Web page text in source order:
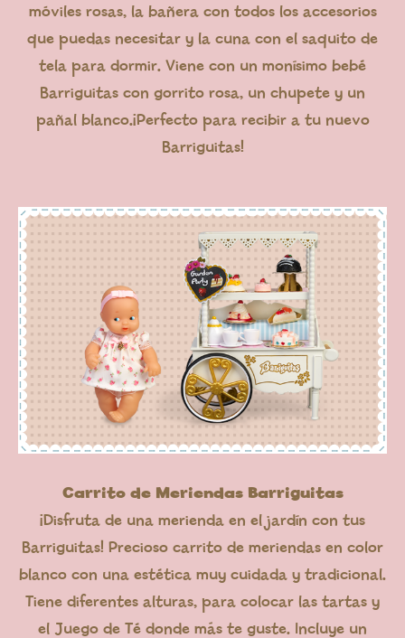
móviles rosas, la bañera con todos los accesorios
que puedas necesitar y la cuna con el saquito de
tela para dormir. Viene con un monísimo bebé
Barriguitas con gorrito rosa, un chupete y un
pañal blanco.¡Perfecto para recibir a tu nuevo
Barriguitas!
Carrito de Meriendas Barriguitas
¡Disfruta de una merienda en el jardín con tus
Barriguitas! Precioso carrito de meriendas en color
blanco con una estética muy cuidada y tradicional.
Tiene diferentes alturas, para colocar las tartas y
el Juego de Té donde más te guste. Incluye un